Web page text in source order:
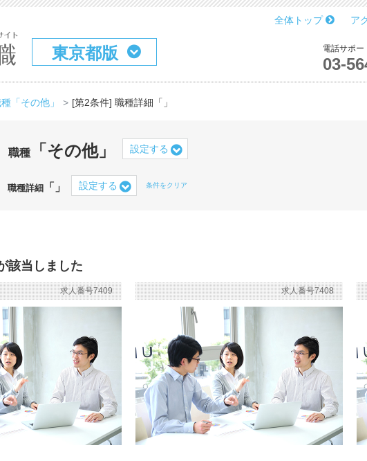
全体トップ ア
東京都版 電話サポ
03-
「その他」 [第2条件] 職種詳細「」
職種 「その他」 設定する
職種詳細 「」 設定する 条件をクリア
該当しました
求人番号7409 求人番号7408